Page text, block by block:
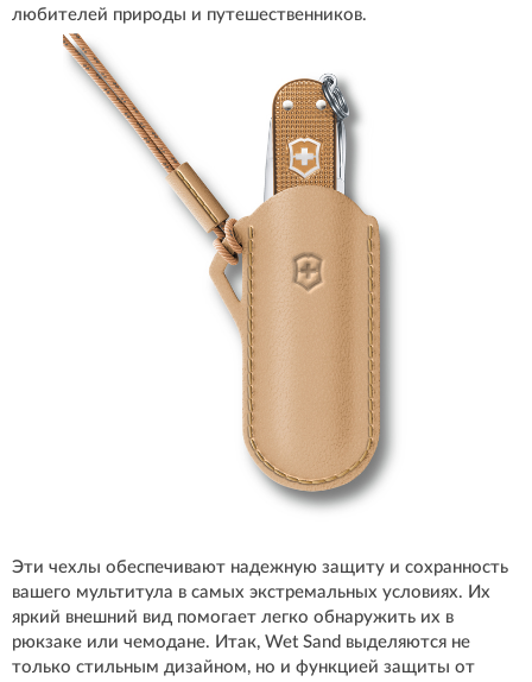
любителей природы и путешественников.
Эти чехлы обеспечивают надежную защиту и сохранность
вашего мультитула в самых экстремальных условиях. Их
яркий внешний вид помогает легко обнаружить их в
рюкзаке или чемодане. Итак, Wet Sand выделяются не
только стильным дизайном, но и функцией защиты от